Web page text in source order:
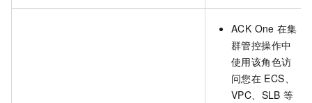
ACK One 在集
群管控操作中
使用该角色访
问您在 ECS、
VPC、SLB 等